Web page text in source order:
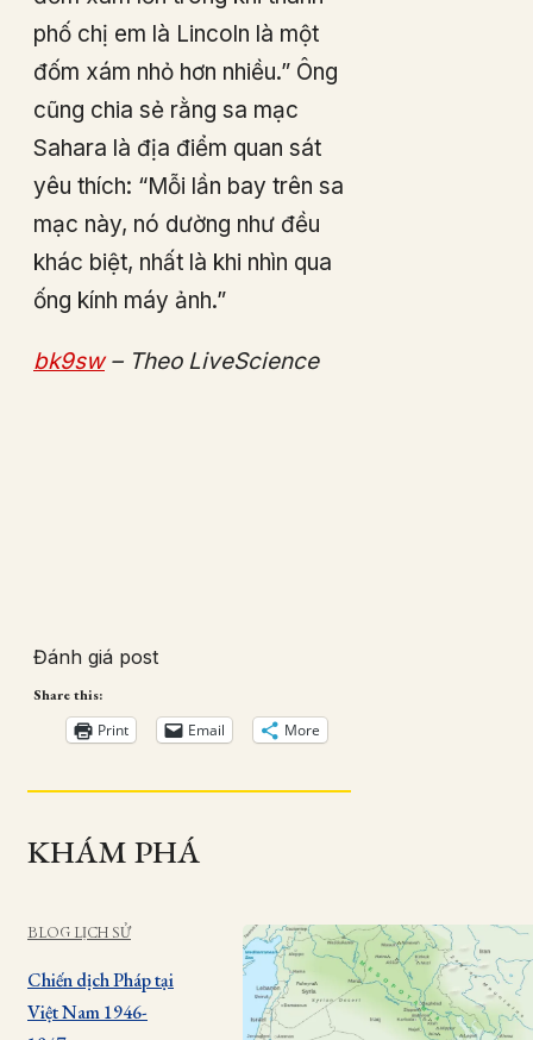
phố chị em là Lincoln là một
đốm xám nhỏ hơn nhiều.” Ông
cũng chia sẻ rằng sa mạc
Sahara là địa điểm quan sát
yêu thích: “Mỗi lần bay trên sa
mạc này, nó dường như đều
khác biệt, nhất là khi nhìn qua
ống kính máy ảnh.”
bk9sw– Theo LiveScience
Đánh giá post
Share this:
Print Email More
KHÁM PHÁ
BLOG LỊCH SỬ
Chiến dịch Pháp tại
Việt Nam 1946-